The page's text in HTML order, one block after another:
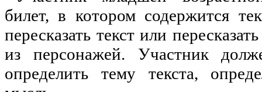
билет, в котором содержится
пересказать текст или
из персонажей. Участник
определить тему текста,